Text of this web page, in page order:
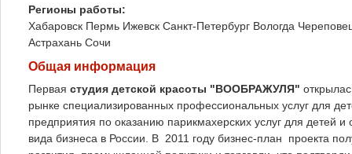
Регионы работы:
Хабаровск Пермь Ижевск Санкт-Петербург Вологда
Астрахань Сочи
Общая информация
Первая студия детской красоты "ВООБРАЖУЛЯ"
рынке специализированных профессиональных услуг для
предприятия по оказанию парикмахерских услуг для детей
вида бизнеса в России. В 2011 году бизнес-план проекта